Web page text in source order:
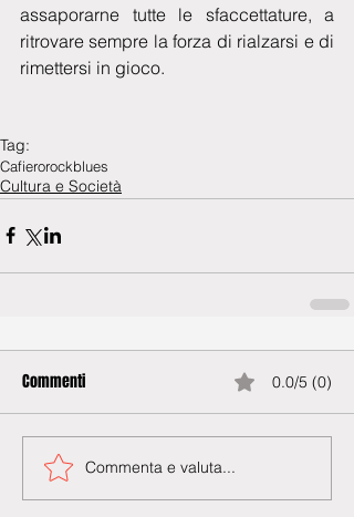
assaporarne tutte le sfaccettature, a
ritrovare sempre la forza di rialzarsi e di
rimettersi in gioco.
Tag:
Cafierorockblues
Cultura e Società
Commenti 0.0/5 (0)
Commenta e valuta...